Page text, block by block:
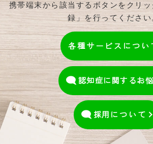
携帯端末から該当するボタンをクリ
録」を行ってください
各種サービスについ
認知症に関するお
採用 について